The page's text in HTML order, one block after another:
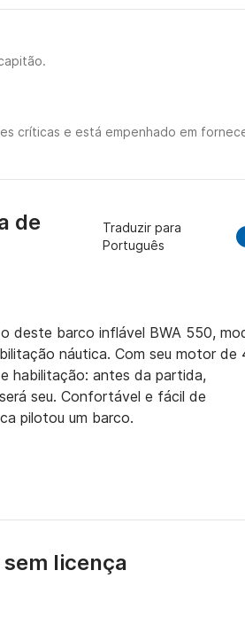
críticas e está empenhado em
de
Traduzir para
Português
deste barco inflável BWA 550,
náutica. Com seu motor de
habilitação: antes da partida,
seu. Confortável e fácil de
pilotou um barco.
aventurar-se pelas grutas de Bue
você decide onde parar, onde
o sol, o mar cristalino e a
licença